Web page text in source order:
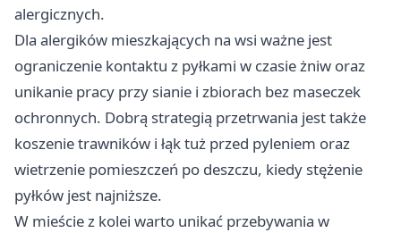
alergicznych.
Dla alergików mieszkających na wsi ważne jest
ograniczenie kontaktu z pyłkami w czasie żniw oraz
unikanie pracy przy sianie i zbiorach bez maseczek
ochronnych. Dobrą strategią przetrwania jest także
koszenie trawników i łąk tuż przed pyleniem oraz
wietrzenie pomieszczeń po deszczu, kiedy stężenie
pyłków jest najniższe.
W mieście z kolei warto unikać przebywania w